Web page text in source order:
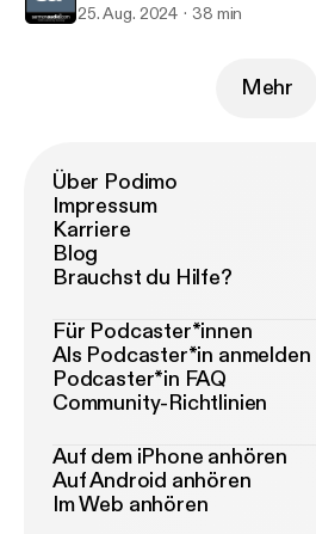
25. Aug. 2024 38 min
Mehr
Über Podimo
Impressum
Karriere
Blog
Brauchst du Hilfe?
Für Podcaster*innen
Als Podcaster*in anmelden
Podcaster*in FAQ
Community-Richtlinien
Auf dem iPhone anhören
Auf Android anhören
Im Web anhören